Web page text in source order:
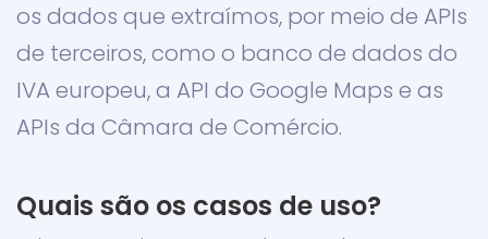
os dados que extraímos, por meio de APIs
de terceiros, como o banco de dados do
IVA europeu, a API do Google Maps e as
APIs da Câmara de Comércio.
Quais são os casos de uso?